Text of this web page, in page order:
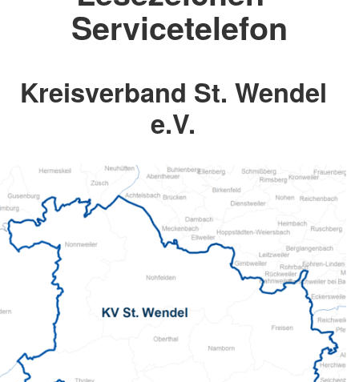
Servicetelefon
Kreisverband St. Wendel
e.V.